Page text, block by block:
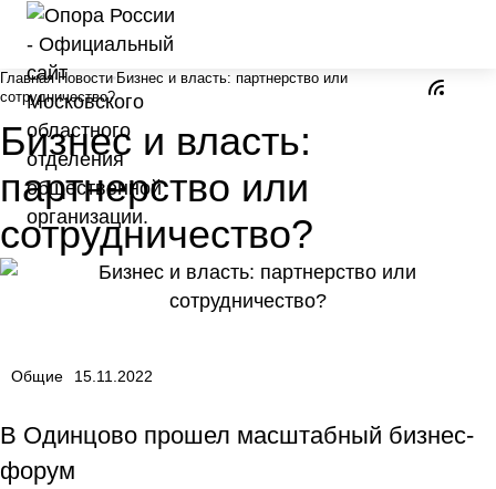
Главная Новости Бизнес и власть: партнерство или
сотрудничество?
Бизнес и власть:
партнерство или
сотрудничество?
Общие 15.11.2022
В Одинцово прошел масштабный бизнес-
форум